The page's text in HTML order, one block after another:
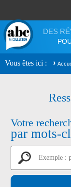
DES
Vous êtes ici
Votre
par mots-